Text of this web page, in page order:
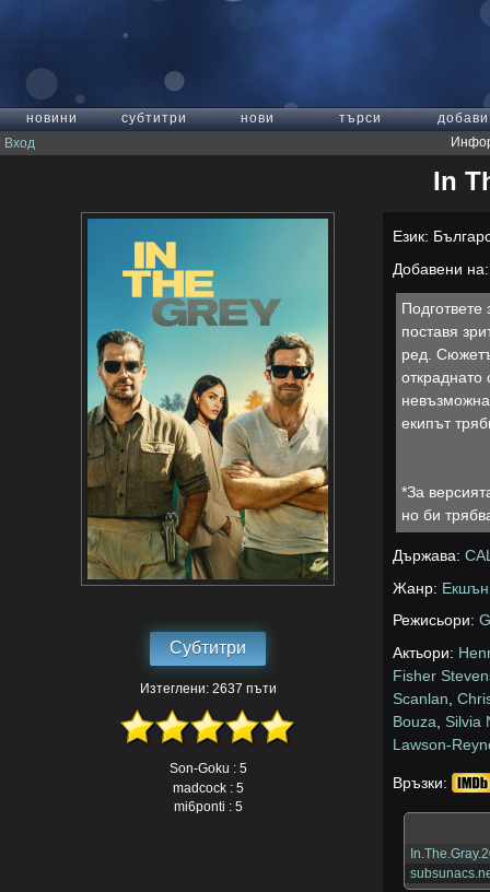
новини субтитри нови търси
добави
Вход
In
Субтитри
Изтеглени: 2637 пъти
Son-Goku : 5
madcock : 5
mi6ponti : 5
Език:
Добавени
поставя
ред.
екипът
*За
но би
Държава:
Жанр: Екшън
Режисьори:
Актьори:
Fisher
Scanlan ,
Bouza
Silvia
Lawson-
Връзки: